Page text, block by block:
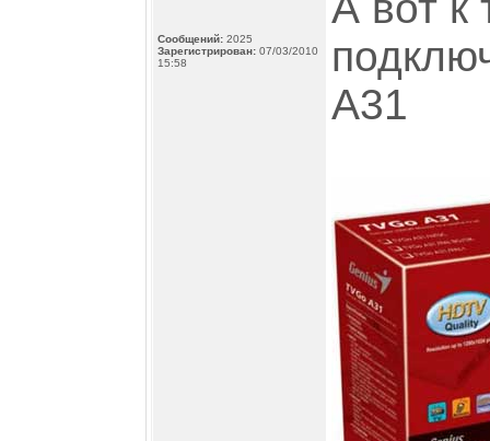
Сообщений: 2025
Зарегистрирован: 07/03/2010
15:58
A31